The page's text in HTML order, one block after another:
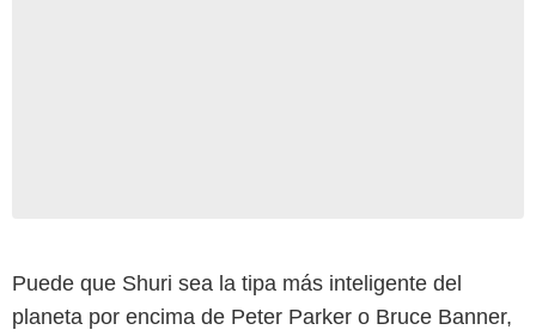
Puede que Shuri sea la tipa más inteligente del
planeta por encima de Peter Parker o Bruce Banner,